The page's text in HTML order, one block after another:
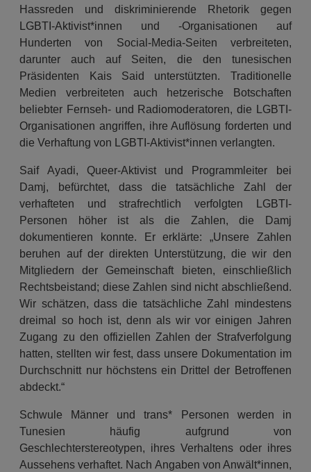
Hassreden und diskriminierende Rhetorik gegen
LGBTI-Aktivist*innen und -Organisationen auf
Hunderten von Social-Media-Seiten verbreiteten,
darunter auch auf Seiten, die den tunesischen
Präsidenten Kais Said unterstützten. Traditionelle
Medien verbreiteten auch hetzerische Botschaften
beliebter Fernseh- und Radiomoderatoren, die LGBTI-
Organisationen angriffen, ihre Auflösung forderten und
die Verhaftung von LGBTI-Aktivist*innen verlangten.
Saif Ayadi, Queer-Aktivist und Programmleiter bei
Damj, befürchtet, dass die tatsächliche Zahl der
verhafteten und strafrechtlich verfolgten LGBTI-
Personen höher ist als die Zahlen, die Damj
dokumentieren konnte. Er erklärte: „Unsere Zahlen
beruhen auf der direkten Unterstützung, die wir den
Mitgliedern der Gemeinschaft bieten, einschließlich
Rechtsbeistand; diese Zahlen sind nicht abschließend.
Wir schätzen, dass die tatsächliche Zahl mindestens
dreimal so hoch ist, denn als wir vor einigen Jahren
Zugang zu den offiziellen Zahlen der Strafverfolgung
hatten, stellten wir fest, dass unsere Dokumentation im
Durchschnitt nur höchstens ein Drittel der Betroffenen
abdeckt.“
Schwule Männer und trans* Personen werden in
Tunesien häufig aufgrund von
Geschlechterstereotypen, ihres Verhaltens oder ihres
Aussehens verhaftet. Nach Angaben von Anwält*innen,